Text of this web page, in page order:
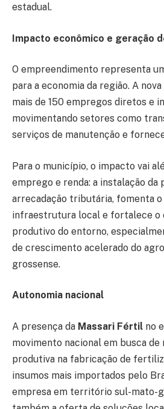
estadual.
Impacto econômico e geração
O empreendimento representa
para a economia da região. A
mais de 150 empregos diretos e
movimentando setores como
serviços de manutenção e
Para o município, o impacto vai
emprego e renda: a instalação da
arrecadação tributária, fomenta
infraestrutura local e fortalece o
produtivo do entorno,
de crescimento acelerado do
grossense.
Autonomia nacional
A presença da Massari Fértil no
movimento nacional em busca de
produtiva na fabricação de
insumos mais importados pelo
empresa em território sul-mato-